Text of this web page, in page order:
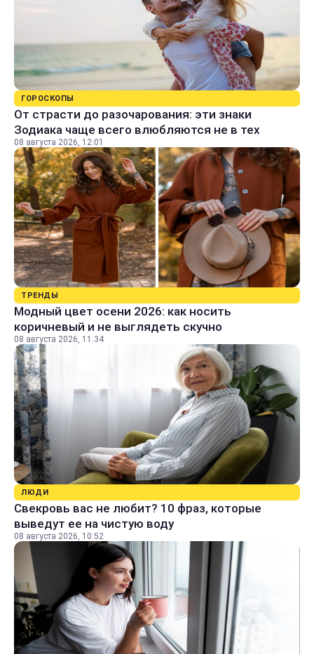
ГОРОСКОПЫ
От страсти до разочарования: эти знаки
Зодиака чаще всего влюбляются не в тех
08 августа 2026, 12:01
ТРЕНДЫ
Модный цвет осени 2026: как носить
коричневый и не выглядеть скучно
08 августа 2026, 11:34
ЛЮДИ
Свекровь вас не любит? 10 фраз, которые
выведут ее на чистую воду
08 августа 2026, 10:52